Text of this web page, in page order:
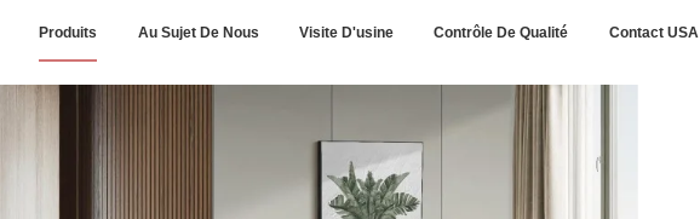
Produits Au Sujet De Nous Visite D'usine Contrôle De Qualité Contact USA